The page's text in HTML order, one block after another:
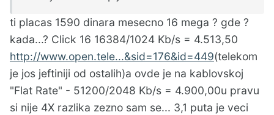
ti placas 1590 dinara mesecno 16 mega ? gde ?
kada...? Click 16 16384/1024 Kb/s = 4.513,50
http://www.open.tele...&sid=176&id=449(telekom
je jos jeftiniji od ostalih)a ovde je na kablovskoj
"Flat Rate" - 51200/2048 Kb/s = 4.900,00u pravu
si nije 4X razlika zezno sam se... 3,1 puta je veci